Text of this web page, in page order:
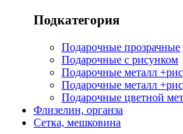
Подкатегория
Подарочные прозрачные
Подарочные с рисунком
Подарочные металл
Подарочные металл
Подарочные цветной
Флизелин, органза
Сетка, мешковина